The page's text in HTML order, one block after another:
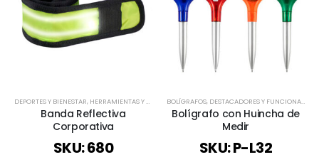
DEPORTES Y BIENESTAR, HERRAMIENTAS Y SET TIEMPO LIBRE / OUTDOOR,TODOS ,VIAJES Y
Banda Reflectiva
Corporativa
SKU: 680
BOLÍGRAFOS, DESTACADORES Y FUNCIONALES
Bolígrafo con Huincha de
Medir
SKU: P-L32